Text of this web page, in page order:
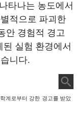
타나는 농도에서
적으로 파괴한
안 경험적 경고
실험 환경에서
니다.
계로부터 강한 경고를 받았